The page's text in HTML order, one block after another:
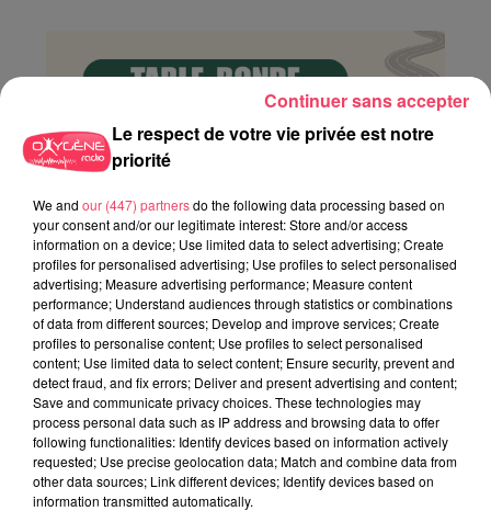
Le respect de votre vie privée est notre
priorité
We and our (447) partnersdo the following data processing based on
your consent and/or our legitimate interest: Store and/or access
information on a device; Use limited data to select advertising; Create
profiles for personalised advertising; Use profiles to select personalised
advertising; Measure advertising performance; Measure content
performance; Understand audiences through statistics or combinations
of data from different sources; Develop and improve services; Create
profiles to personalise content; Use profiles to select personalised
content; Use limited data to select content; Ensure security, prevent and
detect fraud, and fix errors; Deliver and present advertising and content;
Save and communicate privacy choices. These technologies may
process personal data such as IP address and browsing data to offer
following functionalities: Identify devices based on information actively
requested; Use precise geolocation data; Match and combine data from
other data sources; Link different devices; Identify devices based on
information transmitted automatically.
Continuer sans accepter